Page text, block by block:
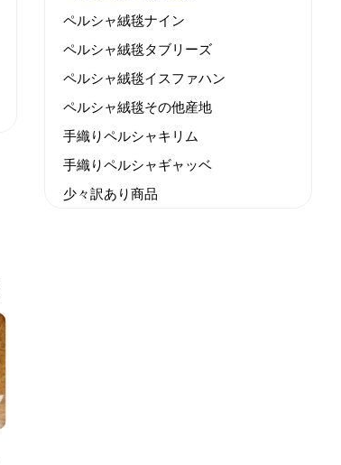
ペルシャ絨毯ナイン
ペルシャ絨毯タブリーズ
ペルシャ絨毯イスファハン
ペルシャ絨毯その他産地
手織りペルシャキリム
手織りペルシャギャッベ
少々訳あり商品